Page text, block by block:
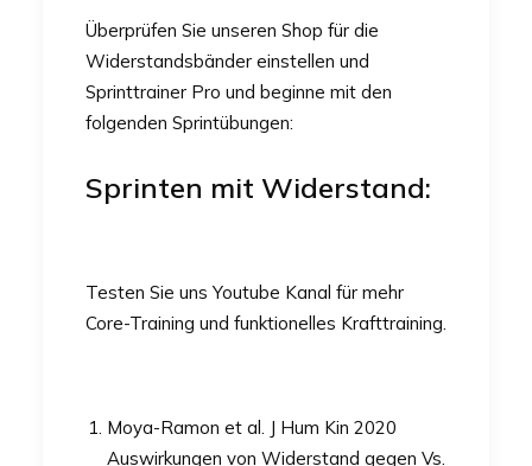
Überprüfen Sie unseren Shop für die
Widerstandsbänder einstellen und
Sprinttrainer Pro und beginne mit den
folgenden Sprintübungen:
Sprinten mit Widerstand:
Testen Sie uns Youtube Kanal für mehr
Core-Training und funktionelles Krafttraining.
Moya-Ramon et al. J Hum Kin 2020
Auswirkungen von Widerstand gegen Vs.